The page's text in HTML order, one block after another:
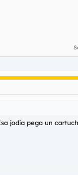
jodía pega un